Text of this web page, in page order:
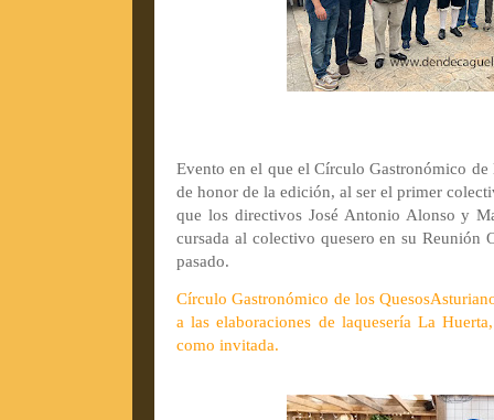
Evento en el que el Círculo Gastronómico
de honor de la edición, al ser el primer
que los directivos José Antonio Alonso y
cursada al colectivo quesero en su Reunión
pasado.
Círculo Gastronómico de los
a las elaboraciones de laquesería La
como invitada.